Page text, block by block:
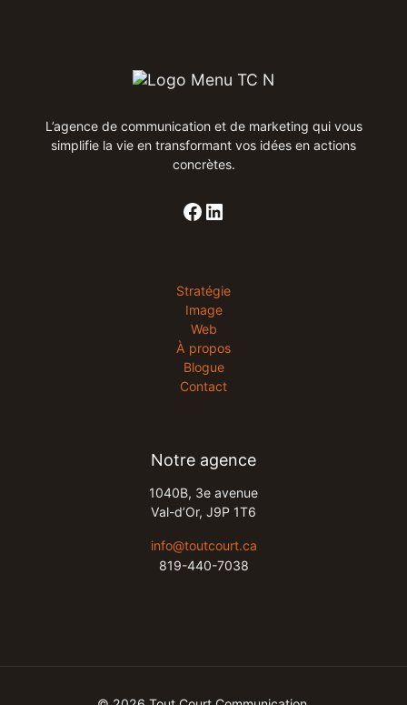
L’agence de communication et de marketing qui vous
simplifie la vie en transformant vos idées en actions
concrètes​.
Stratégie
Image
Web
À propos
Blogue
Contact
Notre agence
1040B, 3e avenue​
Val-d’Or, J9P 1T6​
​info@toutcourt.ca​
819-440-7038